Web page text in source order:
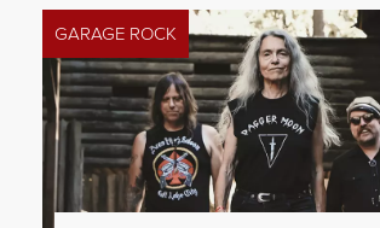
GARAGE ROCK